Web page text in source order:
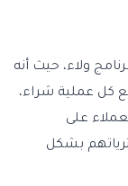
ولاء، حيث أنه
كل عملية شراء،
على
بشكل